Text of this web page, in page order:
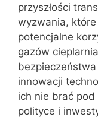
przyszłości
wyzwania,
potencjalne
gazów
innowacji
ich nie brać
polityce i